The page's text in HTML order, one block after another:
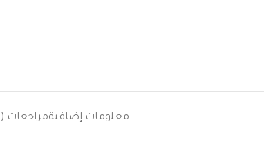
معلومات إضافيةمراجعات (0)